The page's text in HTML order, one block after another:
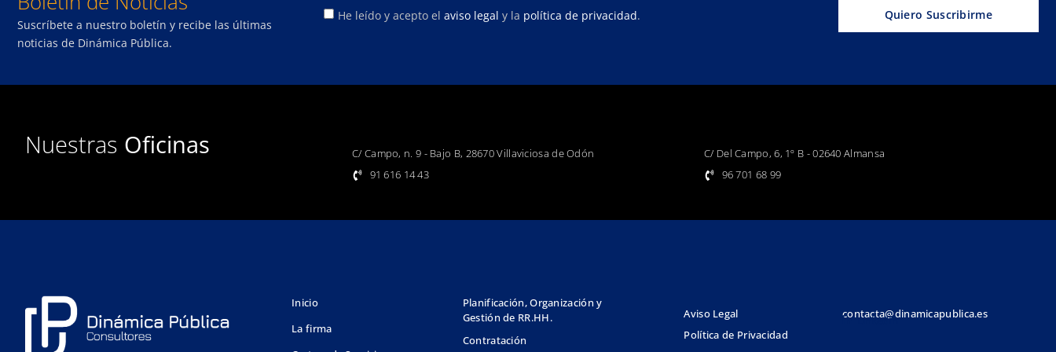
Suscríbete a nuestro boletín y recibe las últimas
noticias de Dinámica Pública.
He leído y acepto el aviso legal y la política de privacidad. Quiero Suscribirme
Nuestras Oficinas
C/ Campo, n. 9 - Bajo B, 28670 Villaviciosa de Odón
91 616 14 43
C/ Del Campo, 6, 1º B - 02640 Almansa
96 701 68 99
Inicio
La firma
Planificación, Organización y
Gestión de RR.HH.
Contratación
Aviso Legal
Política de Privacidad
contacta@dinamicapublica.es
LinkedIn